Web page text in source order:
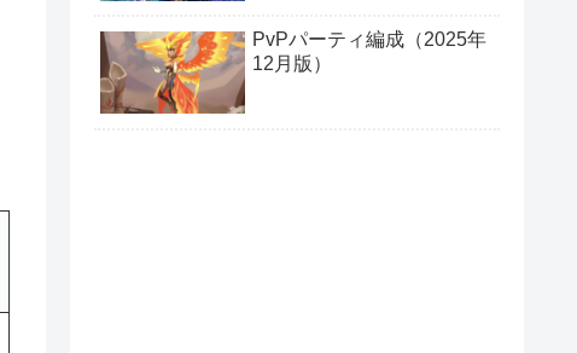
PvPパーティ編成（2025年
12月版）